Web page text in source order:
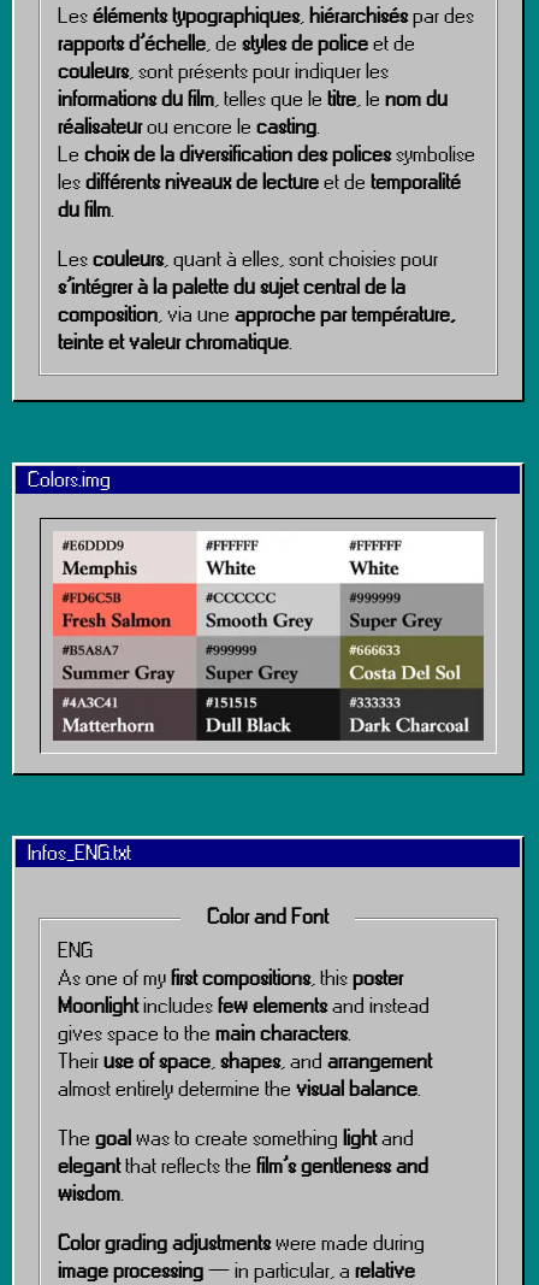
Leséléments typographiques,hiérarchiséspar des
rapports d’échelle, de styles de policeet de
couleurs, sont présents pour indiquer les
informations du film, telles que le titre, le nom du
réalisateurou encore le casting.
Le choix de la diversification des policessymbolise
lesdifférents niveaux de lectureet de temporalité
du film.
Lescouleurs, quant à elles, sont choisies pour
s’intégrer à la palette du sujet central de la
composition, via une approche par température,
teinte et valeur chromatique.
Colors.img
Infos_ENG.txt
Color and Font
ENG
As one of myfirst compositions, thisposter
Moonlightincludesfew elementsand instead
gives space to the main characters.
Theiruse of space,shapes, and arrangement
almost entirely determine the visual balance.
The goalwas to create something lightand
elegantthat reflects the film’s gentleness and
wisdom.
Color grading adjustmentswere made during
image processing— in particular, a relative